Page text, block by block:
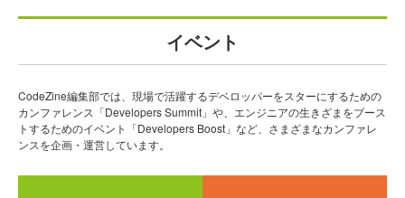
イベント
CodeZine編集部では、現場で活躍するデベロッパーをスターにするための
カンファレンス「Developers Summit」や、エンジニアの生きざまをブース
トするためのイベント「Developers Boost」など、さまざまなカンファレ
ンスを企画・運営しています。